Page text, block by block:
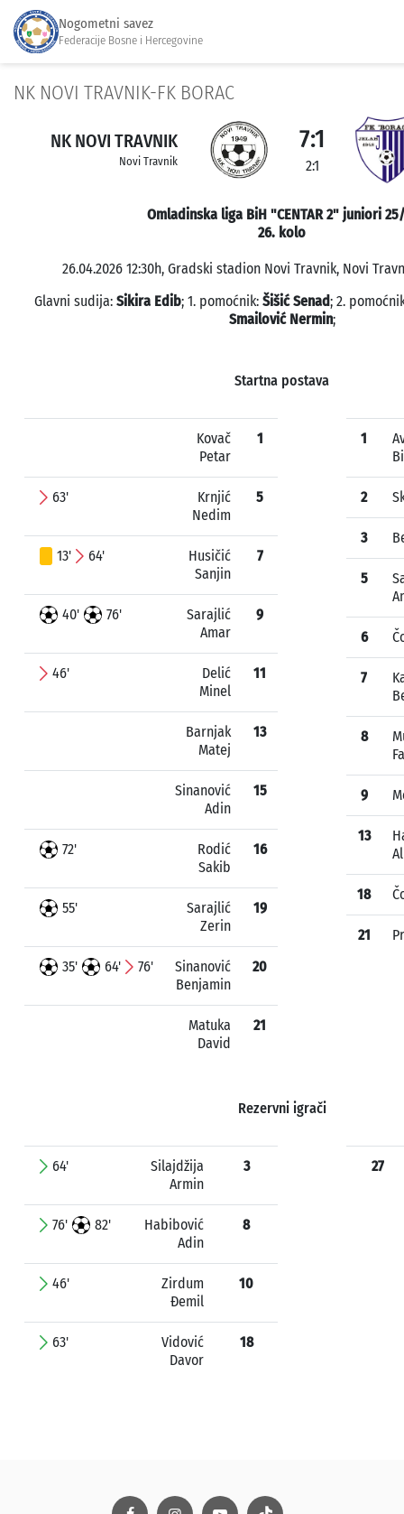
Nogometni savez
Federacije Bosne i Hercegovine
NK NOVI TRAVNIK-FK BORAC
NK NOVI TRAVNIK
Novi Travnik
7:1
2:1
Omladinska liga BiH "CENTAR 2" juniori
26. kolo
26.04.2026 12:30h, Gradski stadion Novi Travnik, Novi
Glavni sudija: Sikira Edib; 1. pomoćnik: Šišić Senad; 2.
Smailović Nermin;
Startna postava
Kovač
Petar
1
63'
Krnjić
Nedim
5
13' 64'
Husičić
Sanjin
7
40' 76'
Sarajlić
Amar
9
46'
Delić
Minel
11
Barnjak
Matej
13
Sinanović
Adin
15
72'
Rodić
Sakib
16
55'
Sarajlić
Zerin
19
35' 64' 76'
Sinanović
Benjamin
20
Matuka
David
21
1
2
3
5
6
7
8
9
13
18
21
Rezervni igrači
64'
Silajdžija
Armin
3
76' 82'
Habibović
Adin
8
46'
Zirdum
Đemil
10
63'
Vidović
Davor
18
27